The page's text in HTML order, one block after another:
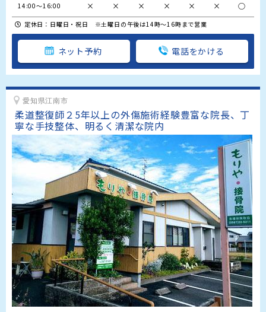
14:00〜16:00 × × × × × × ○
定休日：日曜日・祝日 ※土曜日の午後は14時～16時まで営業
ネット予約 電話をかける
愛知県江南市
柔道整復師２5年以上の外傷施術経験豊富な院長、丁
寧な手技整体、明るく清潔な院内